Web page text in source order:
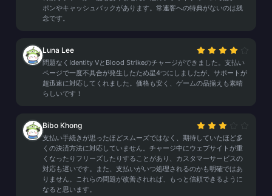
ポンやキャッシュバックがあります。常連客への特典がないのは残
念です。
Luna Lee
問題なくIdentity VとBlood Strikeのチャージができました。支払い
ページで一度不具合が発生したため星4つにしましたが、サポートが
超迅速に対応してくれました。価格も安く、ゲームの品揃えも素晴
らしいです！
Bibo Khong
支払い手続きが思ったほどスムーズではなく、期待していたほど多
くの決済方法に対応していません。チャージ中にウェブサイトが重
くなったりフリーズしたりすることがあり、カスタマーサービスの
対応も遅いです。また、支払いがいつ処理されるのかも明確ではあ
りません。これらの問題が改善されれば、もっと信頼できるように
なると思います。